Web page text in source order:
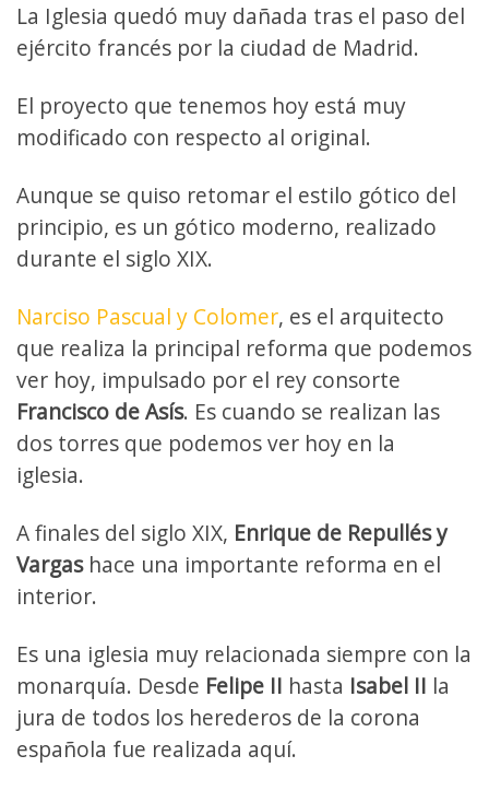
La Iglesia quedó muy dañada tras el paso del
ejército francés por la ciudad de Madrid.
El proyecto que tenemos hoy está muy
modificado con respecto al original.
Aunque se quiso retomar el estilo gótico del
principio, es un gótico moderno, realizado
durante el siglo XIX.
Narciso Pascual y Colomer, es el arquitecto
que realiza la principal reforma que podemos
ver hoy, impulsado por el rey consorte
Francisco de Asís. Es cuando se realizan las
dos torres que podemos ver hoy en la
iglesia.
A finales del siglo XIX, Enrique de Repullés y
Vargashace una importante reforma en el
interior.
Es una iglesia muy relacionada siempre con la
monarquía. Desde Felipe II hasta Isabel II la
jura de todos los herederos de la corona
española fue realizada aquí.